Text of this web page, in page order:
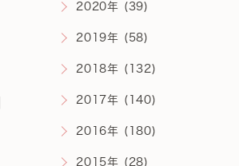
2020年 (39)
2019年 (58)
2018年 (132)
2017年 (140)
2016年 (180)
2015年 (28)